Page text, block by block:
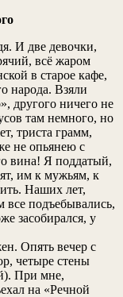
И две девочки,
всё жаром
в старое кафе,
народа. Взяли
другого ничего не
там немного, но
триста грамм,
не опьянею с
вина! Я поддатый,
им к мужьям, к
Наших лет,
все подъебывались,
засобирался, у
Опять вечер с
четыре стены
При мне,
на «Речной